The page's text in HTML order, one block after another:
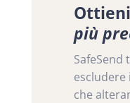
più
SafeSend
che